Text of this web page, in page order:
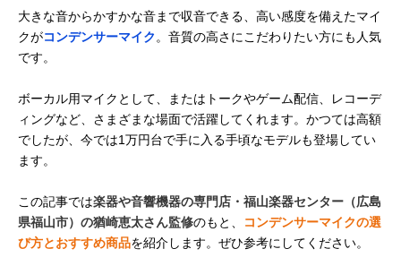
大きな音からかすかな音まで収音できる、高い感度を備えたマイ
クがコンデンサーマイク 。音質の高さにこだわりたい方にも人気
です。
ボーカル用マイクとして、またはトークやゲーム配信、レコーデ
ィングなど、さまざまな場面で活躍してくれます。かつては高額
でしたが、今では1万円台で手に入る手頃なモデルも登場してい
ます。
この記事では楽器や音響機器の専門店・福山楽器センター（広島
県福山市）の猶崎恵太さん監修のもと、
コンデンサーマイクの選
び方とおすすめ商品を紹介します。ぜひ参考にしてください。